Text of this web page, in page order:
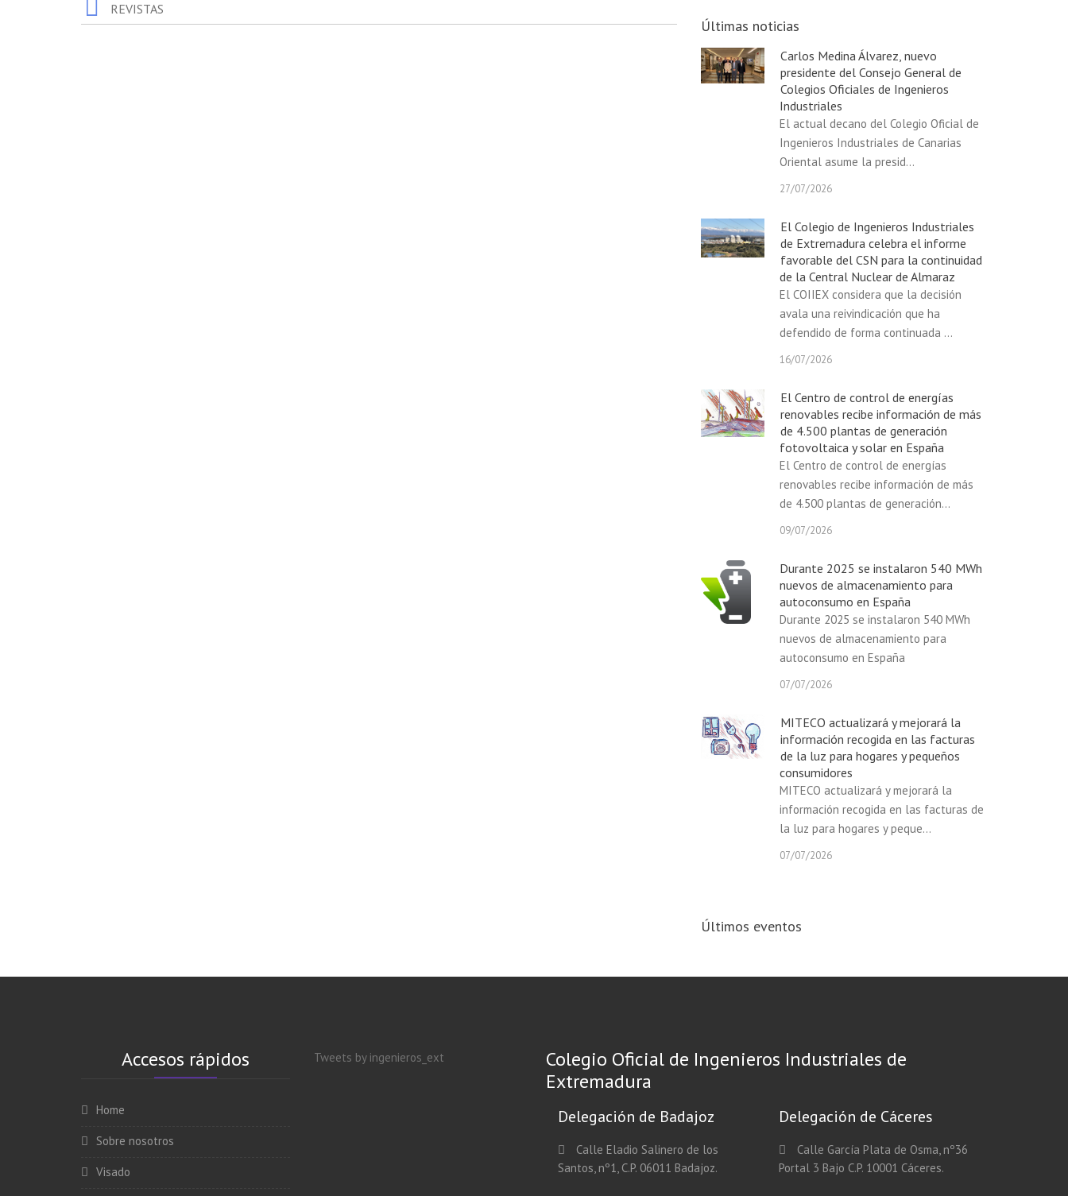
REVISTAS
Últimas noticias
Carlos Medina Álvarez, nuevo
presidente del Consejo General de
Colegios Oficiales de Ingenieros
Industriales
El actual decano del Colegio Oficial de
Ingenieros Industriales de Canarias
Oriental asume la presid...
27/07/2026
El Colegio de Ingenieros Industriales
de Extremadura celebra el informe
favorable del CSN para la continuidad
de la Central Nuclear de Almaraz
El COIIEX considera que la decisión
avala una reivindicación que ha
defendido de forma continuada ...
16/07/2026
El Centro de control de energías
renovables recibe información de más
de 4.500 plantas de generación
fotovoltaica y solar en España
El Centro de control de energías
renovables recibe información de más
de 4.500 plantas de generación...
09/07/2026
Durante 2025 se instalaron 540 MWh
nuevos de almacenamiento para
autoconsumo en España
Durante 2025 se instalaron 540 MWh
nuevos de almacenamiento para
autoconsumo en España
07/07/2026
MITECO actualizará y mejorará la
información recogida en las facturas
de la luz para hogares y pequeños
consumidores
MITECO actualizará y mejorará la
información recogida en las facturas de
la luz para hogares y peque...
07/07/2026
Últimos eventos
Accesos rápidos
Home
Sobre nosotros
Visado
Tweets by ingenieros_ext
Colegio Oficial de Ingenieros Industriales de
Extremadura
Delegación de Badajoz
Calle Eladio Salinero de los
Santos, nº1, C.P. 06011 Badajoz.
Delegación de Cáceres
Calle García Plata de Osma, nº36
Portal 3 Bajo C.P. 10001 Cáceres.